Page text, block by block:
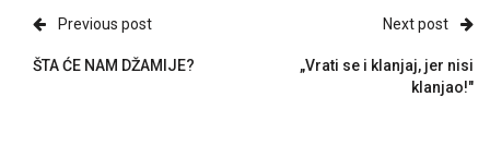
Previous post
ŠTA ĆE NAM DŽAMIJE?
Next post
„Vrati se i klanjaj, jer nisi
klanjao!"